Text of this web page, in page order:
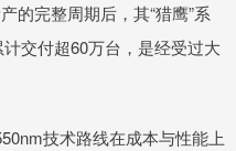
的完整周期后，其“猎鹰”系
交付超60万台，是经受过大
技术路线在成本与性能上